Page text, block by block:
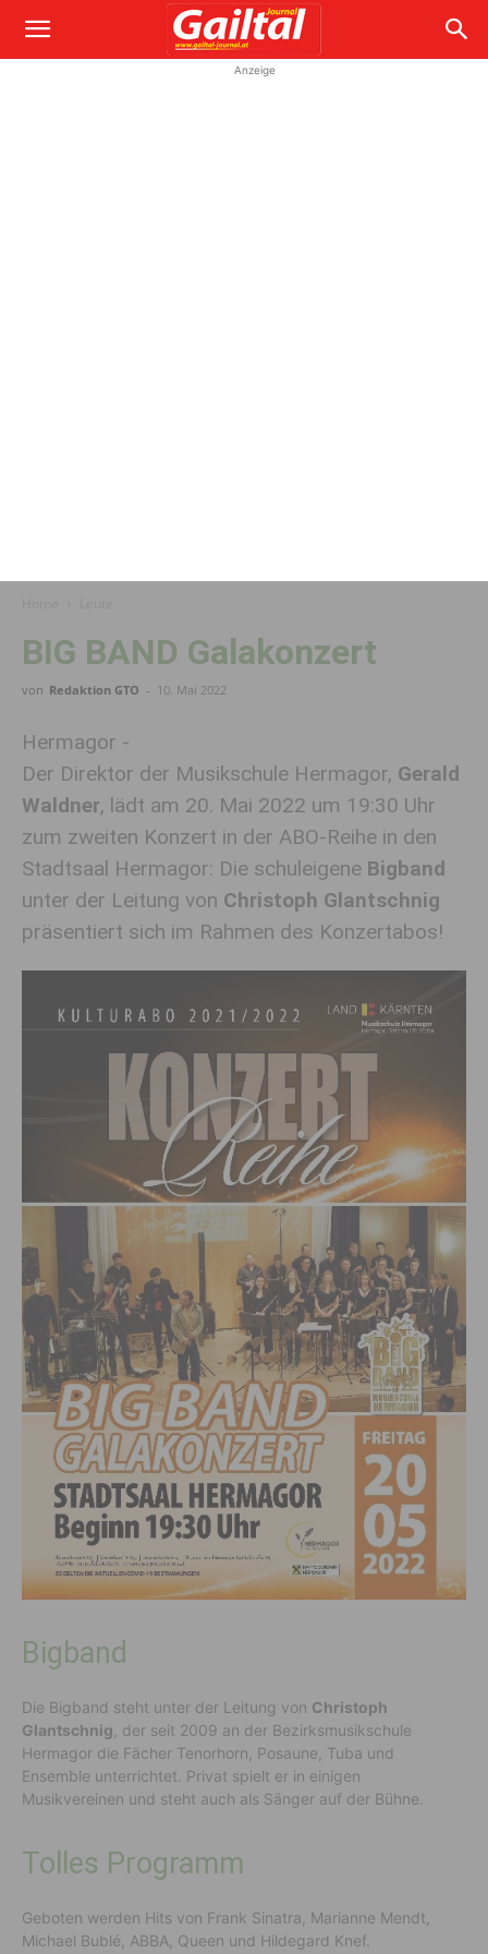
Anzeige
BIG BAND Galakonzert
von Redaktion GTO - 10. Mai 2022
Hermagor -
Der Direktor der Musikschule Hermagor, Gerald
Waldner, lädt am 20. Mai 2022 um 19:30 Uhr
zum zweiten Konzert in der ABO-Reihe in den
Stadtsaal Hermagor: Die schuleigene Bigband
unter der Leitung von Christoph Glantschnig
präsentiert sich im Rahmen des Konzertabos!
Bigband
Die Bigband steht unter der Leitung von Christoph
Glantschnig , der seit 2009 an der Bezirksmusikschule
Hermagor die Fächer Tenorhorn, Posaune, Tuba und
Ensemble unterrichtet. Privat spielt er in einigen
Musikvereinen und steht auch als Sänger auf der Bühne.
Tolles Programm
Geboten werden Hits von Frank Sinatra, Marianne Mendt,
Michael Bublé, ABBA, Queen und Hildegard Knef.